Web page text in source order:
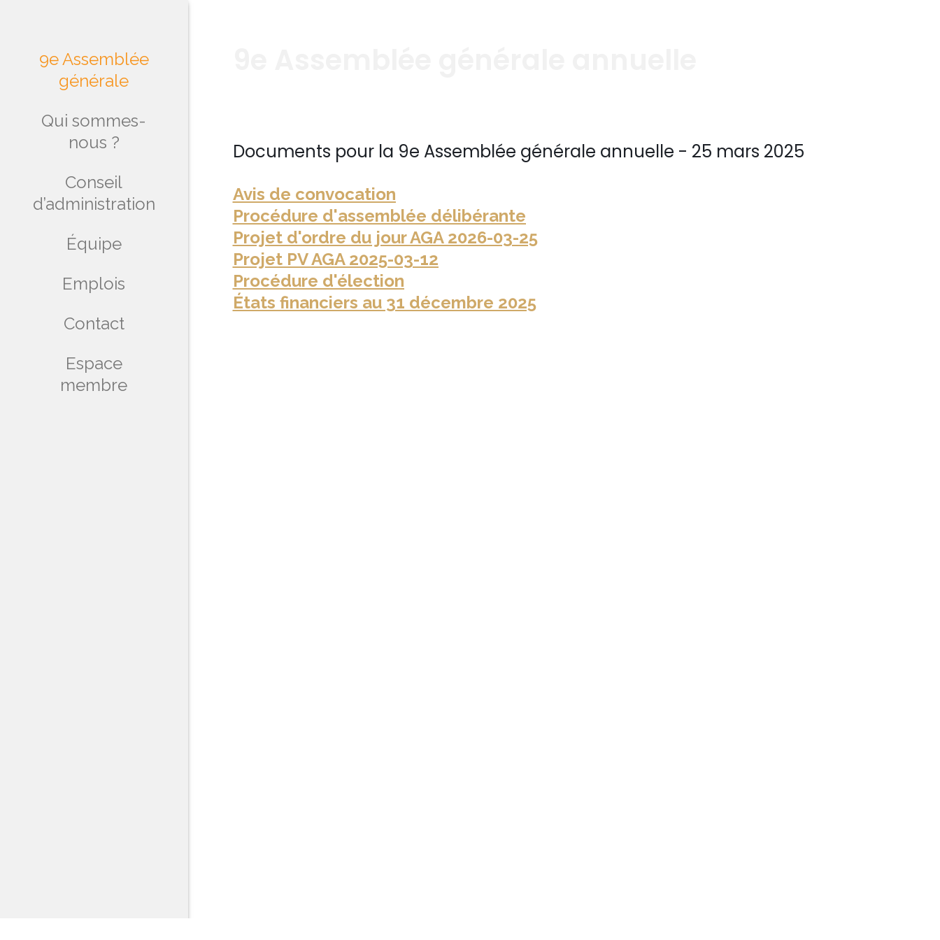
9e Assemblée
générale
Qui sommes-
nous ?
Conseil
d’administration
Équipe
Emplois
Contact
Espace
membre
Documents pour la 9e Assemblée générale annuelle - 25 mars 2025
Avis de convocation
Procédure d'assemblée délibérante
Projet d'ordre du jour AGA 2026-03-25
Projet PV AGA 2025-03-12
Procédure d'élection
États financiers au 31 décembre 2025